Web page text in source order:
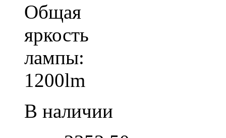
Общая
яркость
лампы:
1200lm
В наличии